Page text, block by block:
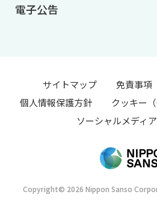
電子公告
サイトマップ 免責事項
個人情報保護方針
クッキー
ソーシャルメディ
Copyright© 2026 Nippon Sanso